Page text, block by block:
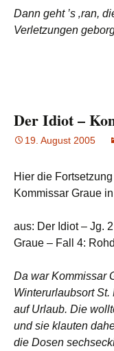
Dann geht ’s ‚ran,
Verletzungen
Der Idiot –
19. August 2005
Hier die
Kommissar Graue
aus: Der Idiot – Jg.
Graue – Fall 4:
Da war Kommissar
Winterurlaubsort
auf Urlaub. Die
und sie klauten
die Dosen